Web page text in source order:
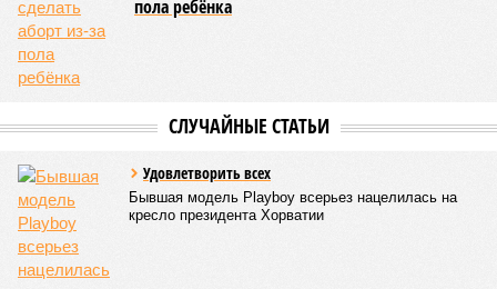
Из слов Белозёрова и приведённых фактов легко сделать
вывод о том, что ОАО «РЖД» занималось в Армении не
деловой активностью, а сугубой благотворительностью, не
зарабатывало само, а давало зарабатывать другим и,
«Пока самая популярная в Армении точка зрения по
поводу будущего железных дорог рес­публики –
национализировать пути сообщения и, естественно,
ничего РЖД не компенсировать. Модернизация железных
дорог Армении за счёт России в Ереване считается